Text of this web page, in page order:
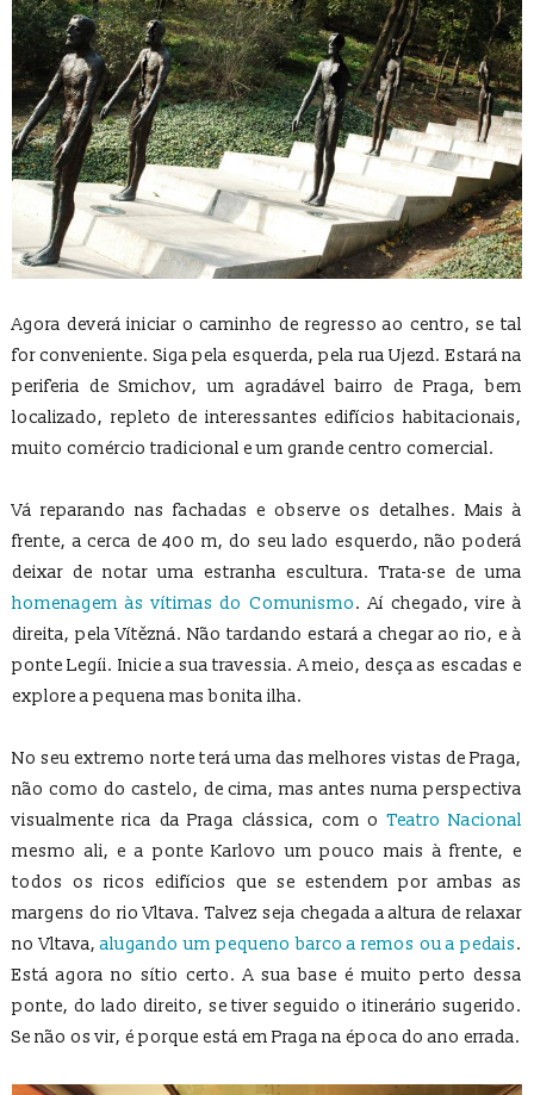
Agora deverá iniciar o caminho de regresso ao centro, se tal
for conveniente. Siga pela esquerda, pela rua Ujezd. Estará na
periferia de Smichov, um agradável bairro de Praga, bem
localizado, repleto de interessantes edifícios habitacionais,
muito comércio tradicional e um grande centro comercial.
Vá reparando nas fachadas e observe os detalhes. Mais à
frente, a cerca de 400 m, do seu lado esquerdo, não poderá
deixar de notar uma estranha escultura. Trata-se de uma
homenagem às vítimas do Comunismo. Aí chegado, vire à
direita, pela Vítězná. Não tardando estará a chegar ao rio, e à
ponte Legíi. Inicie a sua travessia. A meio, desça as escadas e
explore a pequena mas bonita ilha.
No seu extremo norte terá uma das melhores vistas de Praga,
não como do castelo, de cima, mas antes numa perspectiva
visualmente rica da Praga clássica, com oTeatro Nacional
mesmo ali, e a ponte Karlovo um pouco mais à frente, e
todos os ricos edifícios que se estendem por ambas as
margens do rio Vltava. Talvez seja chegada a altura de relaxar
no Vltava,alugando um pequeno barco a remos ou a pedais.
Está agora no sítio certo. A sua base é muito perto dessa
ponte, do lado direito, se tiver seguido o itinerário sugerido.
Se não os vir, é porque está em Praga na época do ano errada.